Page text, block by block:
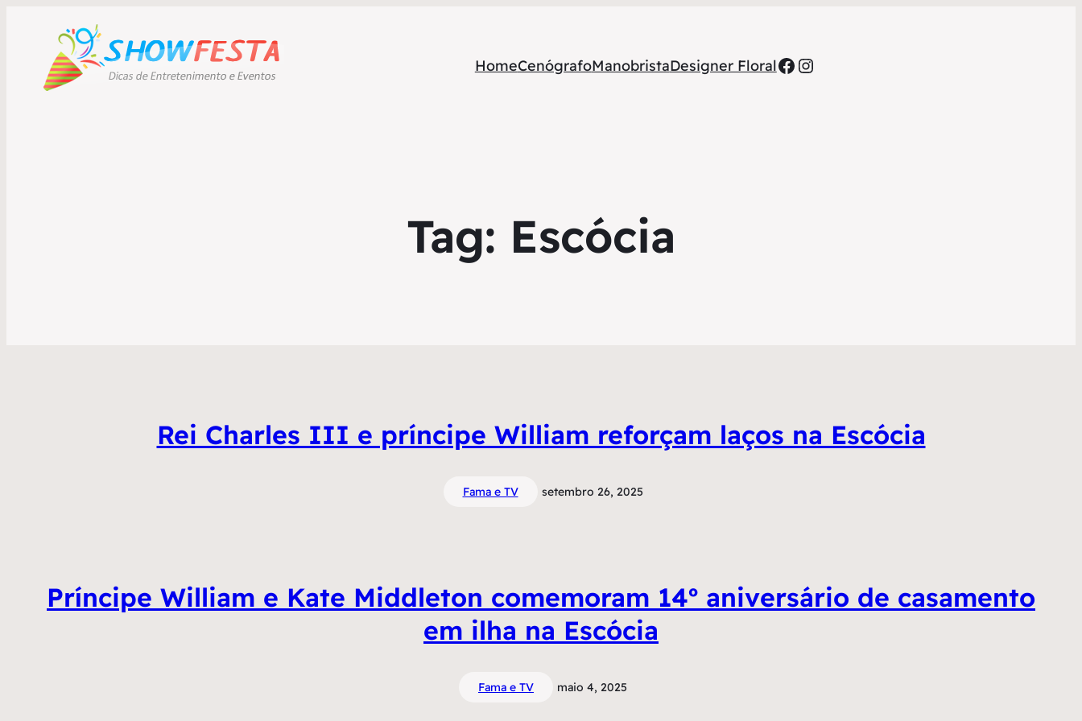
HomeCenógrafoManobristaDesigner FloralFacebook
Instagram
Tag: Escócia
Rei Charles III e príncipe William reforçam laços na Escócia
Fama e TV setembro 26, 2025
Príncipe William e Kate Middleton comemoram 14º aniversário de casamento
em ilha na Escócia
Fama e TV maio 4, 2025